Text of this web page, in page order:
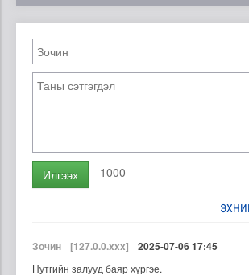
Илгээх 1000
Зочин [127.0.0.xxx] 2025-07-06 17:45
Нутгийн залууд баяр хүргэе.